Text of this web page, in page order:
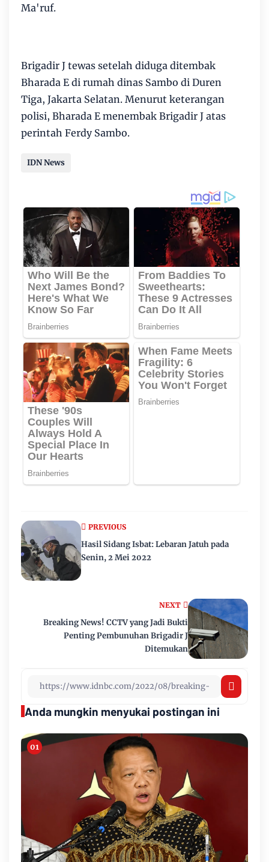
Ma'ruf.
Brigadir J tewas setelah diduga ditembak
Bharada E di rumah dinas Sambo di Duren
Tiga, Jakarta Selatan. Menurut keterangan
polisi, Bharada E menembak Brigadir J atas
perintah Ferdy Sambo.
IDN News
NEXT
Breaking News! CCTV yang Jadi Bukti
Penting Pembunuhan Brigadir J
Ditemukan
PREVIOUS
Hasil Sidang Isbat: Lebaran Jatuh pada
Senin, 2 Mei 2022
Anda mungkin menyukai postingan ini